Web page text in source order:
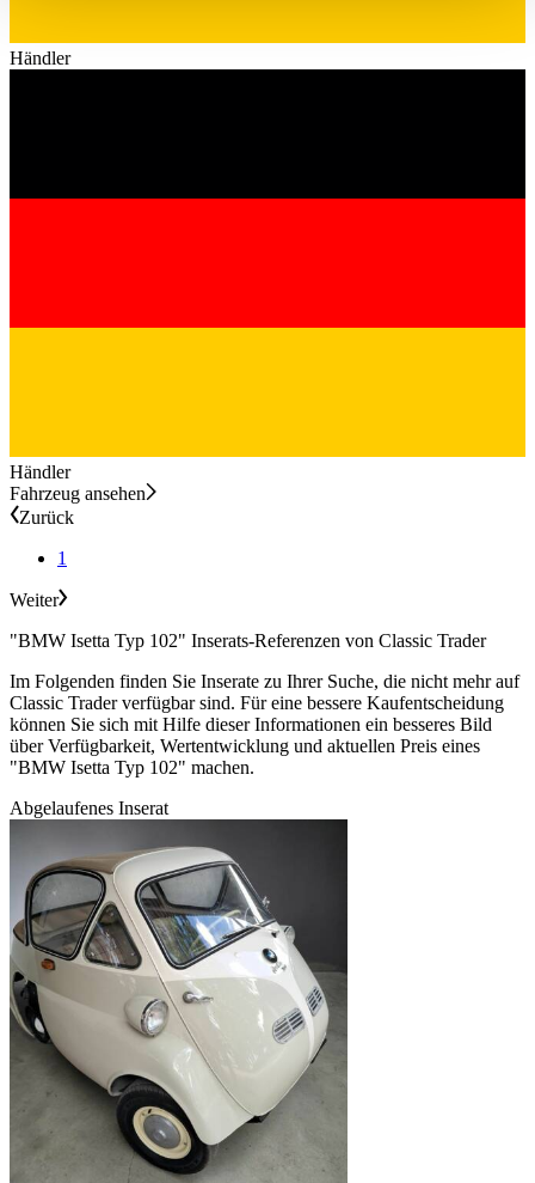
gesammelt haben.Datenschutzerklärung
Händler
Händler
Fahrzeug ansehen
Zurück
1
Weiter
"BMW Isetta Typ 102" Inserats-Referenzen von Classic Trader
Im Folgenden finden Sie Inserate zu Ihrer Suche, die nicht mehr auf
Classic Trader verfügbar sind. Für eine bessere Kaufentscheidung
können Sie sich mit Hilfe dieser Informationen ein besseres Bild
über Verfügbarkeit, Wertentwicklung und aktuellen Preis eines
"BMW Isetta Typ 102" machen.
Abgelaufenes Inserat